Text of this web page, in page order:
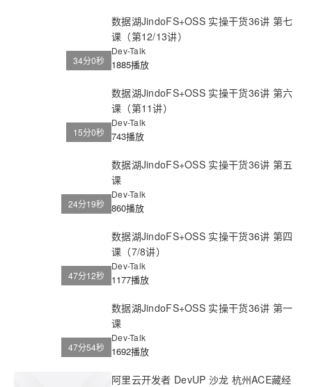
34分0秒
数据湖JindoFS+OSS 实操干货36讲 第七
课（第12/13讲）
Dev-Talk
1885播放
15分0秒
数据湖JindoFS+OSS 实操干货36讲 第六
课（第11讲）
Dev-Talk
743播放
24分19秒
数据湖JindoFS+OSS 实操干货36讲 第五
课
Dev-Talk
860播放
47分12秒
数据湖JindoFS+OSS 实操干货36讲 第四
课（7/8讲）
Dev-Talk
1177播放
47分54秒
数据湖JindoFS+OSS 实操干货36讲 第一
课
Dev-Talk
1692播放
阿里云开发者 DevUP 沙龙 杭州ACE藏经